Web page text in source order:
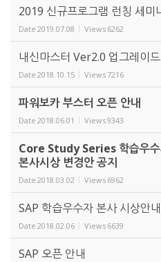
2019 신규프로그램 런칭 세미
Date 2019.07.08 Views 6262
내신마스터 Ver2.0 업그레이드
Date 2018.10.15 Views 7216
파워보카 부스터 오픈 안내
Date 2018.06.01 Views9343
Core Study Series 학습우
본사시상 변경안 공지
Date 2018.03.02 Views 6962
SAP 학습우수자 본사 시상안내
Date 2018.02.06 Views 6639
SAP 오픈 안내